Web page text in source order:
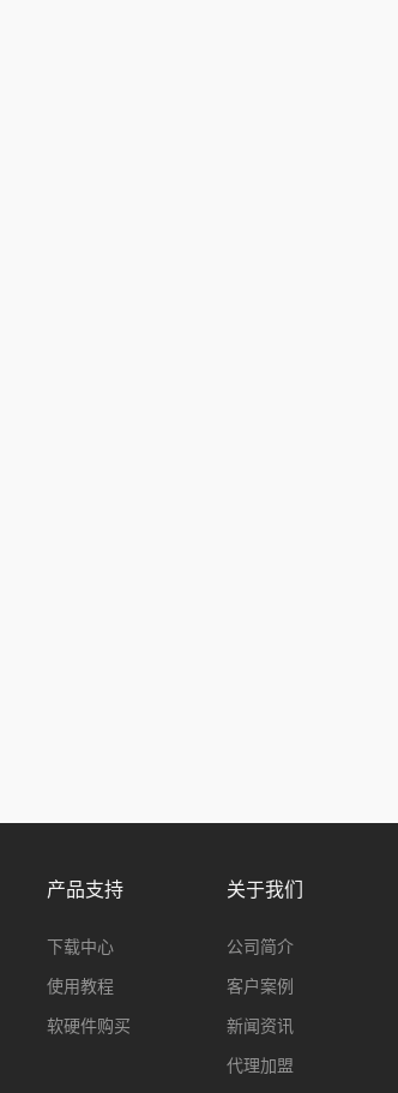
产品支持
下载中心
使用教程
软硬件购买
关于我们
公司简介
客户案例
新闻资讯
代理加盟